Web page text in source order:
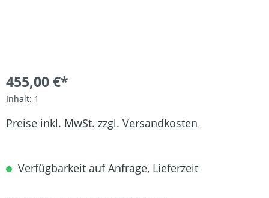
455,00 €*
Inhalt: 1
Preise inkl. MwSt. zzgl. Versandkosten
Verfügbarkeit auf Anfrage, Lieferzeit